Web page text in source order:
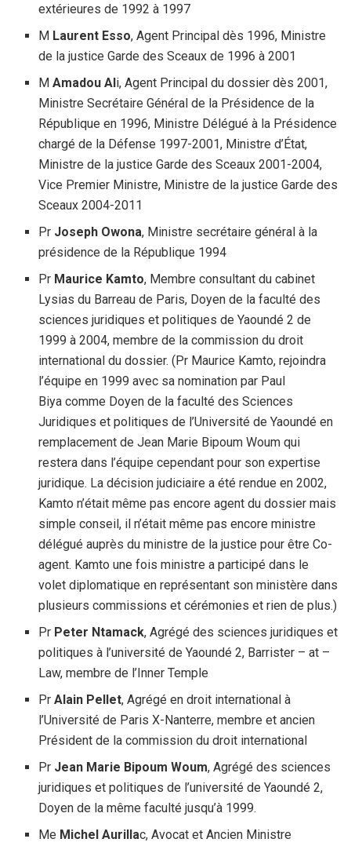
extérieures de 1992 à 1997
M Laurent Esso, Agent Principal dès 1996, Ministre
de la justice Garde des Sceaux de 1996 à 2001
MAmadou Ali, Agent Principal du dossier dès 2001,
Ministre Secrétaire Général de la Présidence de la
République en 1996, Ministre Délégué à la Présidence
chargé de la Défense 1997-2001, Ministre d’État,
Ministre de la justice Garde des Sceaux 2001-2004,
Vice Premier Ministre, Ministre de la justice Garde des
Sceaux 2004-2011
Pr Joseph Owona, Ministre secrétaire général à la
présidence de la République 1994
Pr Maurice Kamto, Membre consultant du cabinet
Lysias du Barreau de Paris, Doyen de la faculté des
sciences juridiques et politiques de Yaoundé 2 de
1999 à 2004, membre de la commission du droit
international du dossier. (Pr Maurice Kamto, rejoindra
l’équipe en 1999 avec sa nomination par Paul
Biya comme Doyen de la faculté des Sciences
Juridiques et politiques de l’Université de Yaoundé en
remplacement de Jean Marie Bipoum Woum qui
restera dans l’équipe cependant pour son expertise
juridique. La décision judiciaire a été rendue en 2002,
Kamto n’était même pas encore agent du dossier mais
simple conseil, il n’était même pas encore ministre
délégué auprès du ministre de la justice pour être Co-
agent. Kamto une fois ministre a participé dans le
volet diplomatique en représentant son ministère dans
plusieurs commissions et cérémonies et rien de plus.)
Pr Peter Ntamack, Agrégé des sciences juridiques et
politiques à l’université de Yaoundé 2, Barrister – at –
Law, membre de l’Inner Temple
PrAlain Pellet, Agrégé en droit international à
l’Université de Paris X-Nanterre, membre et ancien
Président de la commission du droit international
Pr Jean Marie Bipoum Woum, Agrégé des sciences
juridiques et politiques de l’université de Yaoundé 2,
Doyen de la même faculté jusqu’à 1999.
Me Michel Aurillac, Avocat et Ancien Ministre